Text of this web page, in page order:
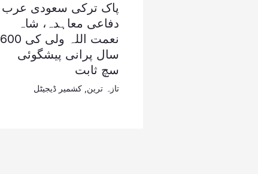
پاک ترکی سعودی عرب
دفاعی معاہدہ، شاہ
نعمت اللہ ولی کی 600
سال پرانی پیشگوئی
سچ ثابت
تازہ ترین کشمیر ڈیجیٹل